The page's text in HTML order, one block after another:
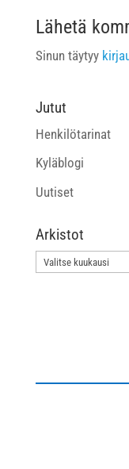
Lähetä
Sinun täytyy
Jutut
Henkilötarinat
Kyläblogi
Uutiset
Arkistot
Arkistot